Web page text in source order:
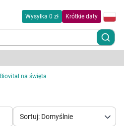
Wysyłka 0 zł Krótkie daty
Biovital na święta
Sortuj: Domyślnie